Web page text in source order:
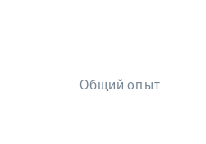
Общий опыт